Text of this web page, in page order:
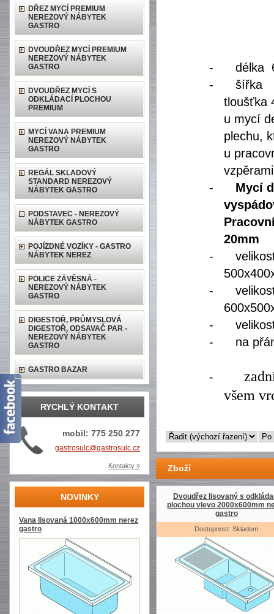
DŘEZ MYCÍ PREMIUM
NEREZOVÝ NÁBYTEK
GASTRO
DVOUDŘEZ MYCÍ PREMIUM
NEREZOVÝ NÁBYTEK
GASTRO
DVOUDŘEZ MYCÍ S
ODKLÁDACÍ PLOCHOU
PREMIUM
MYCÍ VANA PREMIUM
NEREZOVÝ NÁBYTEK
GASTRO
REGÁL SKLADOVÝ
STANDARD NEREZOVÝ
NÁBYTEK GASTRO
PODSTAVEC - NEREZOVÝ
NÁBYTEK GASTRO
POJÍZDNÉ VOZÍKY - GASTRO
NÁBYTEK NEREZ
POLICE ZÁVĚSNÁ -
NEREZOVÝ NÁBYTEK
GASTRO
DIGESTOŘ, PRŮMYSLOVÁ
DIGESTOŘ, ODSAVAČ PAR -
NEREZOVÝ NÁBYTEK
GASTRO
GASTRO BAZAR
RYCHLÝ KONTAKT
mobil: 775 250 277
gastrosulc@gastrosulc.cz
Kontakty »
NOVINKY
Vana lisovaná 1000x600mm nerez
gastro
-
délka
-
šířka
tloušťka
u mycí
plechu,
u
-
Mycí
20mm
-
-
-
-
na
-
všem
Zboží
Dvoudřez lisovaný s
plochou vlevo 2000x600mm
gastro
Dostupnost: Skladem